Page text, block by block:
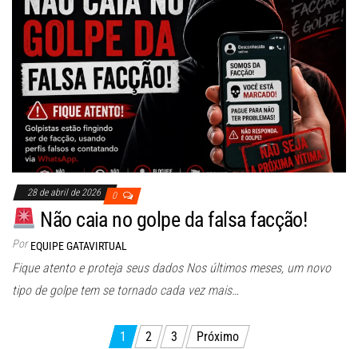
28 de abril de 2026 0
Não caia no golpe da falsa facção!
Por EQUIPE GATAVIRTUAL
Fique atento e proteja seus dados Nos últimos meses, um novo
tipo de golpe tem se tornado cada vez mais…
1 2 3 Próximo